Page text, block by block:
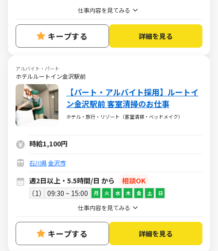
仕事内容を見てみる
キープする 詳細を見る
アルバイト・パート
ホテルルートイン金沢駅前
【パート・アルバイト採用】ルートイ
ン金沢駅前 客室清掃のお仕事
ホテル・旅行・リゾート（客室清掃・ベッドメイク）
時給1,100円
石川県金沢市
週2日以上・5.5時間/日 から
相談OK
1
09:30 ~ 15:00 月 火 水 木 金 土 日
仕事内容を見てみる
キープする 詳細を見る